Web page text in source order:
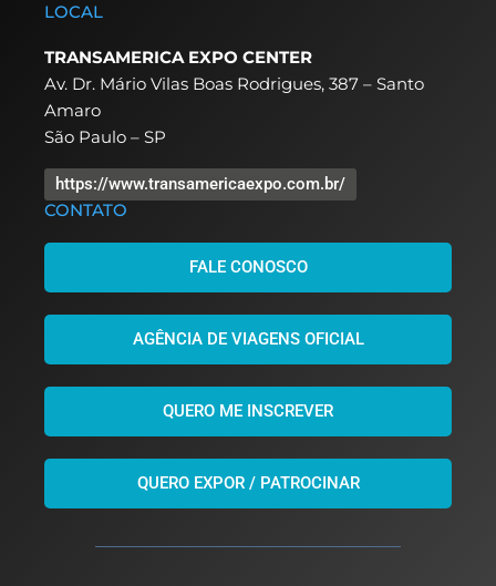
LOCAL
TRANSAMERICA EXPO CENTER
Av. Dr. Mário Vilas Boas Rodrigues, 387 – Santo
Amaro
São Paulo – SP
https://www.transamericaexpo.com.br/
CONTATO
FALE CONOSCO
AGÊNCIA DE VIAGENS OFICIAL
QUERO ME INSCREVER
QUERO EXPOR / PATROCINAR